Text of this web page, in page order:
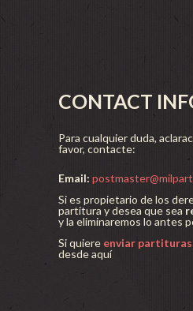
CONTACT
Para cualquier duda,
favor, contacte:
Email:
Si es propietario de los
partitura y desea que sea
y la eliminaremos lo antes
Si quiere enviar partituras
desde aquí